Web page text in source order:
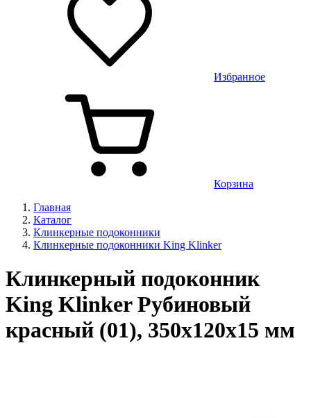
Избранное
Корзина
Главная
Каталог
Клинкерные подоконники
Клинкерные подоконники King Klinker
Клинкерный подоконник
King Klinker Рубиновый
красный (01), 350х120х15 мм